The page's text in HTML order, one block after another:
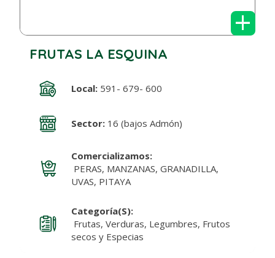
+
FRUTAS LA ESQUINA
Local:591- 679- 600
Sector:16 (bajos Admón)
Comercializamos:
PERAS, MANZANAS, GRANADILLA,
UVAS, PITAYA
Categoría(s):
Frutas, Verduras, Legumbres, Frutos
secos y Especias